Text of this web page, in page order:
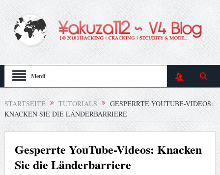
Menü
STARTSEITE TUTORIALS
GESPERRTE YOUTUBE-VIDEOS:
KNACKEN SIE DIE LÄNDERBARRIERE
Gesperrte YouTube-Videos: Knacken
Sie die Länderbarriere